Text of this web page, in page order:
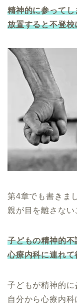
精神的に参ってし
放置すると不登
第4章でも書きま
親が目を離さない
子どもの精神的
心療内科に連れ
子どもが精神的に
自分から心療内科